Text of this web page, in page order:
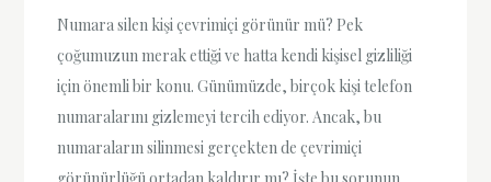
Numara silen kişi çevrimiçi görünür mü? Pek
çoğumuzun merak ettiği ve hatta kendi kişisel gizliliği
için önemli bir konu. Günümüzde, birçok kişi telefon
numaralarını gizlemeyi tercih ediyor. Ancak, bu
numaraların silinmesi gerçekten de çevrimiçi